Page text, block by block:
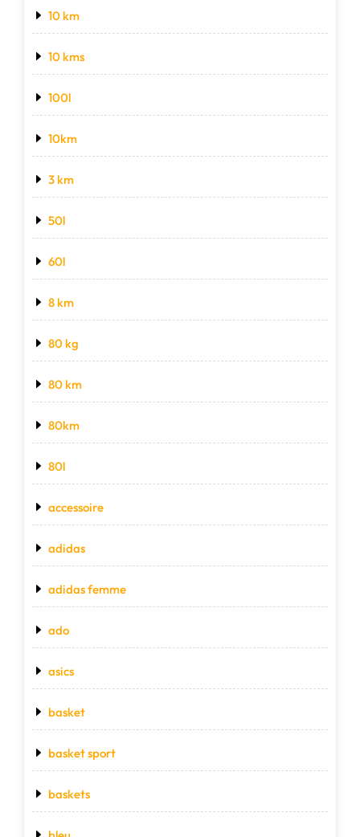
10 km
10 kms
100l
10km
3 km
50l
60l
8 km
80 kg
80 km
80km
80l
accessoire
adidas
adidas femme
ado
asics
basket
basket sport
baskets